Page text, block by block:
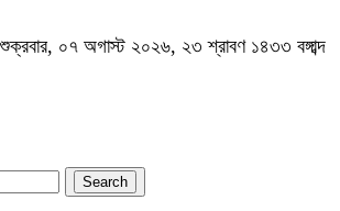
০৭ অগাস্ট ২০২৬, ২৩ শ্রাবণ ১৪৩৩ বঙ্গাব্দ